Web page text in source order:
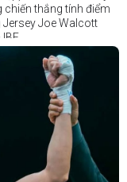
thắng tính điểm
Joe Walcott
Nữ võ sĩ xuất sắc
đó lại là một trong
lẫy lừng với
Cô đã đánh bại đối
tính điểm đồng
— của cặp đấu này